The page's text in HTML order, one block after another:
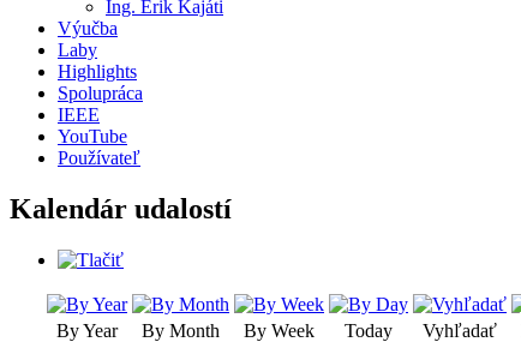
Ing. Erik Kajáti
Výučba
Laby
Highlights
Spolupráca
IEEE
YouTube
Používateľ
Kalendár udalostí
By Year By Month By Week Today Vyhľadať